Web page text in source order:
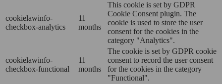
cookielawinfo-
checkbox-analytics
11
months
This cookie is set by GDPR
Cookie Consent plugin. The
cookie is used to store the user
consent for the cookies in the
category "Analytics".
cookielawinfo-
checkbox-functional
11
months
The cookie is set by GDPR cookie
consent to record the user consent
for the cookies in the category
"Functional".